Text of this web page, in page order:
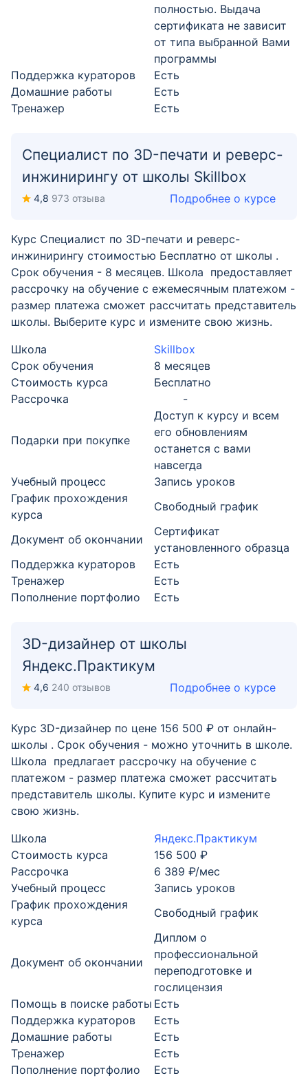
полностью. Выдача
сертификата не зависит
от типа выбранной Вами
программы
Поддержка кураторов
Есть
Домашние работы
Есть
Тренажер
Есть
Специалист по 3D-печати и реверс-
инжинирингу от школы Skillbox
4,8 973 отзыва Подробнее о курсе
Курс Специалист по 3D-печати и реверс-
инжинирингу стоимостью Бесплатно от школы .
Срок обучения - 8 месяцев. Школа предоставляет
рассрочку на обучение с ежемесячным платежом -
размер платежа сможет рассчитать представитель
школы. Выберите курс и измените свою жизнь.
Школа
Skillbox
Срок обучения
8 месяцев
Стоимость курса
Бесплатно
Рассрочка
-
Подарки при покупке
Доступ к курсу и всем
его обновлениям
останется с вами
навсегда
Учебный процесс
Запись уроков
График прохождения
курса
Свободный график
Документ об окончании
Cертификат
установленного образца
Поддержка кураторов
Есть
Тренажер
Есть
Пополнение портфолио
Есть
3D-дизайнер от школы
Яндекс.Практикум
4,6 240 отзывов Подробнее о курсе
Курс 3D-дизайнер по цене 156 500 ₽ от онлайн-
школы . Срок обучения - можно уточнить в школе.
Школа предлагает рассрочку на обучение с
платежом - размер платежа сможет рассчитать
представитель школы. Купите курс и измените
свою жизнь.
Школа
Яндекс.Практикум
Стоимость курса
156 500 ₽
Рассрочка
6 389 ₽/мес
Учебный процесс
Запись уроков
График прохождения
курса
Свободный график
Документ об окончании
Диплом о
профессиональной
переподготовке и
гослицензия
Помощь в поиске работы Есть
Поддержка кураторов
Есть
Домашние работы
Есть
Тренажер
Есть
Пополнение портфолио
Есть